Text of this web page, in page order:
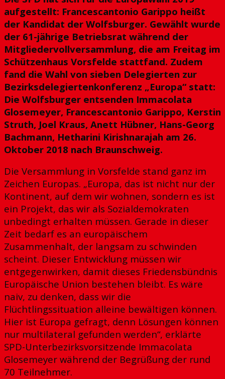
aufgestellt: Francescantonio Garippo heißt
der Kandidat der Wolfsburger. Gewählt wurde
der 61-jährige Betriebsrat während der
Mitgliedervollversammlung, die am Freitag im
Schützenhaus Vorsfelde stattfand. Zudem
fand die Wahl von sieben Delegierten zur
Bezirksdelegiertenkonferenz „Europa“ statt:
Die Wolfsburger entsenden Immacolata
Glosemeyer, Francescantonio Garippo, Kerstin
Struth, Joel Kraus, Anett Hübner, Hans-Georg
Bachmann, Hetharini Kirishnarajah am 26.
Oktober 2018 nach Braunschweig.
Die Versammlung in Vorsfelde stand ganz im
Zeichen Europas. „Europa, das ist nicht nur der
Kontinent, auf dem wir wohnen, sondern es ist
ein Projekt, das wir als Sozialdemokraten
unbedingt erhalten müssen. Gerade in dieser
Zeit bedarf es an europäischem
Zusammenhalt, der langsam zu schwinden
scheint. Dieser Entwicklung müssen wir
entgegenwirken, damit dieses Friedensbündnis
Europäische Union bestehen bleibt. Es wäre
naiv, zu denken, dass wir die
Flüchtlingssituation alleine bewältigen können.
Hier ist Europa gefragt, denn Lösungen können
nur multilateral gefunden werden“, erklärte
SPD-Unterbezirksvorsitzende Immacolata
Glosemeyer während der Begrüßung der rund
70 Teilnehmer.